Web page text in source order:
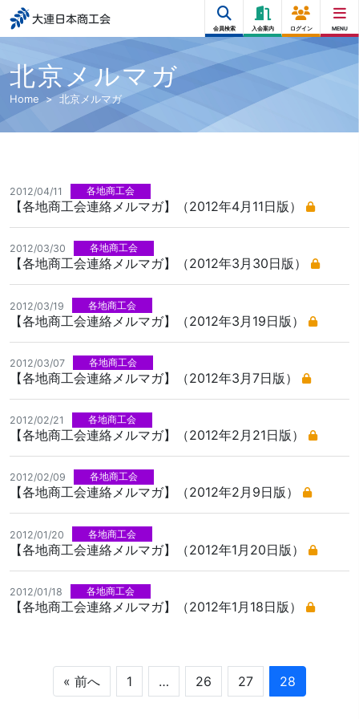
大連日本商工会
会員検索 入会案内 ログイン MENU
北京メルマガ
Home 北京メルマガ
2012/04/11 各地商工会
【各地商工会連絡メルマガ】（2012年4月11日版）
2012/03/30 各地商工会
【各地商工会連絡メルマガ】（2012年3月30日版）
2012/03/19 各地商工会
【各地商工会連絡メルマガ】（2012年3月19日版）
2012/03/07 各地商工会
【各地商工会連絡メルマガ】（2012年3月7日版）
2012/02/21 各地商工会
【各地商工会連絡メルマガ】（2012年2月21日版）
2012/02/09 各地商工会
【各地商工会連絡メルマガ】（2012年2月9日版）
2012/01/20 各地商工会
【各地商工会連絡メルマガ】（2012年1月20日版）
2012/01/18 各地商工会
【各地商工会連絡メルマガ】（2012年1月18日版）
« 前へ 1 … 26 27 28